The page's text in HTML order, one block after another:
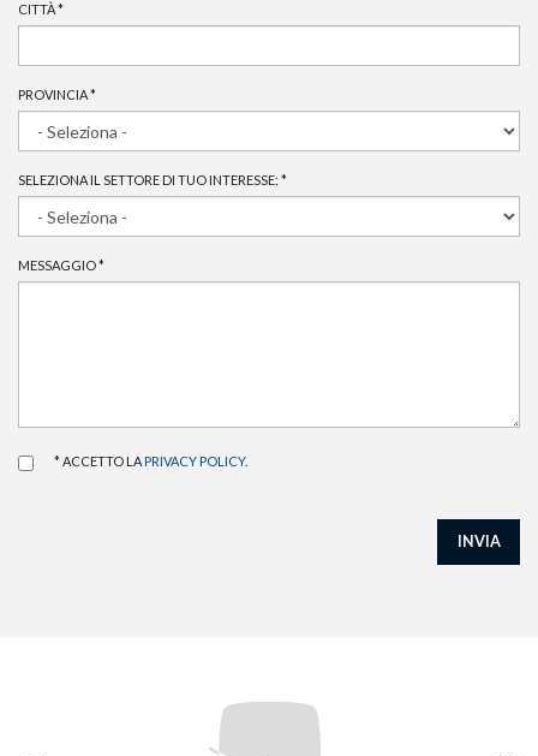
CITTÀ*
PROVINCIA*
SELEZIONA IL SETTORE DI TUO INTERESSE: *
MESSAGGIO*
* ACCETTO LA PRIVACY POLICY.
INVIA